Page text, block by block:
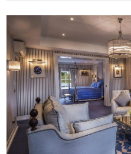
i
ó
n
d
e
e
n